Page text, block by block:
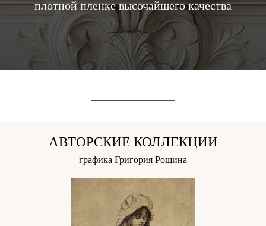
плотной пленке высочайшего качества
АВТОРСКИЕ КОЛЛЕКЦИИ
графика Григория Рощина